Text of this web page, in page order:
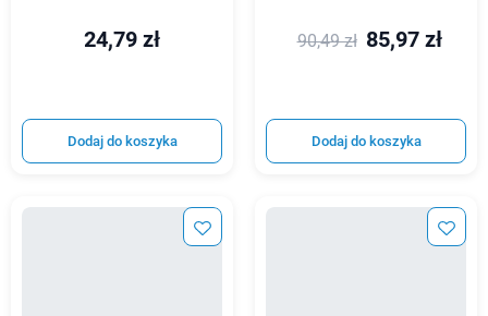
24,79 zł
Dodaj do koszyka
90,49 zł 85,97 zł
Dodaj do koszyka